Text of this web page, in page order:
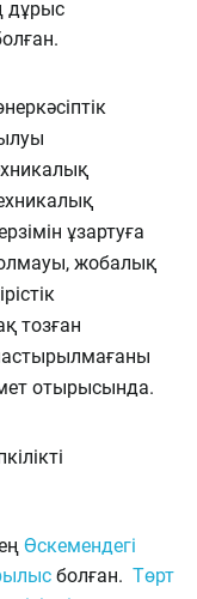
дұрыс
ұзартуға
жобалық
тозған
отырысында.
Өскемендегі
болған. Төрт